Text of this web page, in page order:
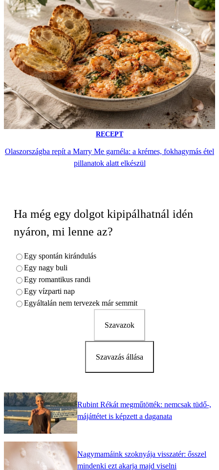
RECEPT
Olaszországba repít a Marry Me garnéla: a krémes, fokhagymás étel
pillanatok alatt elkészül
Ha még egy dolgot kipipálhatnál idén
nyáron, mi lenne az?
Egy spontán kirándulás
Egy nagy buli
Egy romantikus randi
Egy vízparti nap
Egyáltalán nem tervezek már semmit
Szavazok
Szavazás állása
Rubint Rékát megműtötték: nemcsak tüdő-,
májáttétet is képzett a daganata
Nagymamáink szoknyája visszatér: ősszel
mindenki ezt akarja majd viselni